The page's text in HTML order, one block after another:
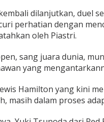
dilanjutkan, duel
perhatian dengan
oleh Piastri.
sang juara dunia,
yang
Hamilton yang kini
masih dalam proses